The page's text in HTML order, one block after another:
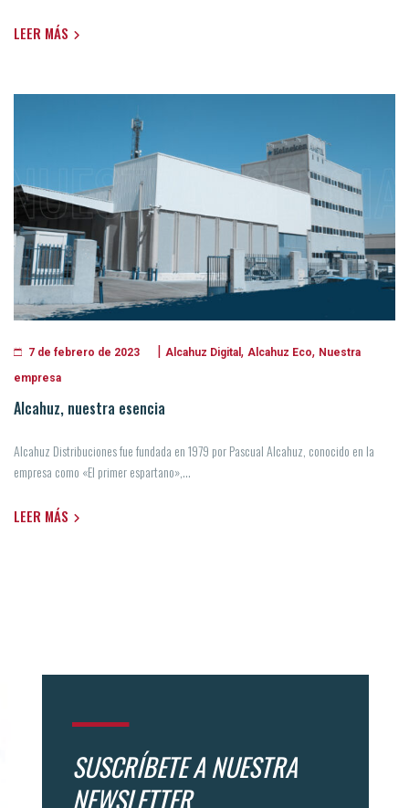
LEER MÁS
7 de febrero de 2023 | Alcahuz Digital , Alcahuz Eco, Nuestra
empresa
Alcahuz, nuestra esencia
Alcahuz Distribuciones fue fundada en 1979 por Pascual Alcahuz, conocido en la
empresa como «El primer espartano»,...
LEER MÁS
SUSCRÍBETE A NUESTRA
NEWSLETTER